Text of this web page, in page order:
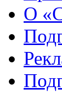
О